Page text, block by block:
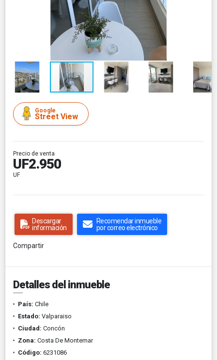
Google
Street View
Precio de venta
UF2.950
UF
Descargar
información
Recomendar inmueble
por correo electrónico
Compartir
Detalles del inmueble
País: Chile
Estado: Valparaiso
Ciudad: Concón
Zona: Costa De Montemar
Código: 6231086